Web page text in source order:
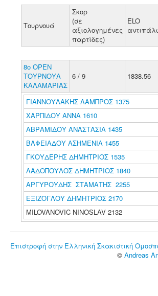
Τουρνουά
Σκορ
(σε
αξιολογημένες
παρτίδες)
ELO
8ο ΟΡΕΝ
ΤΟΥΡΝΟΥΑ
ΚΑΛΑΜΑΡΙΑΣ
6 / 9 1838.56
ΓΙΑΝΝΟΥΛΑΚΗΣ ΛΑΜΠΡΟΣ 1375
ΧΑΡΠΙΔΟΥ ΑΝΝΑ 1610
ΑΒΡΑΜΙΔΟΥ ΑΝΑΣΤΑΣΙΑ 1435
ΒΑΦΕΙΑΔΟΥ ΑΣΗΜΕΝΙΑ 1455
ΓΚΟΥΔΕΡΗΣ ΔΗΜΗΤΡΙΟΣ 1535
ΛΑΔΟΠΟΥΛΟΣ ΔΗΜΗΤΡΙΟΣ 1840
ΑΡΓΥΡΟΥΔΗΣ ΣΤΑΜΑΤΗΣ 2255
ΕΞΙΖΟΓΛΟΥ ΔΗΜΗΤΡΙΟΣ 2170
MILOVANOVIC NINOSLAV 2132
Επιστροφή στην Ελληνική Σκακιστική
© Andreas